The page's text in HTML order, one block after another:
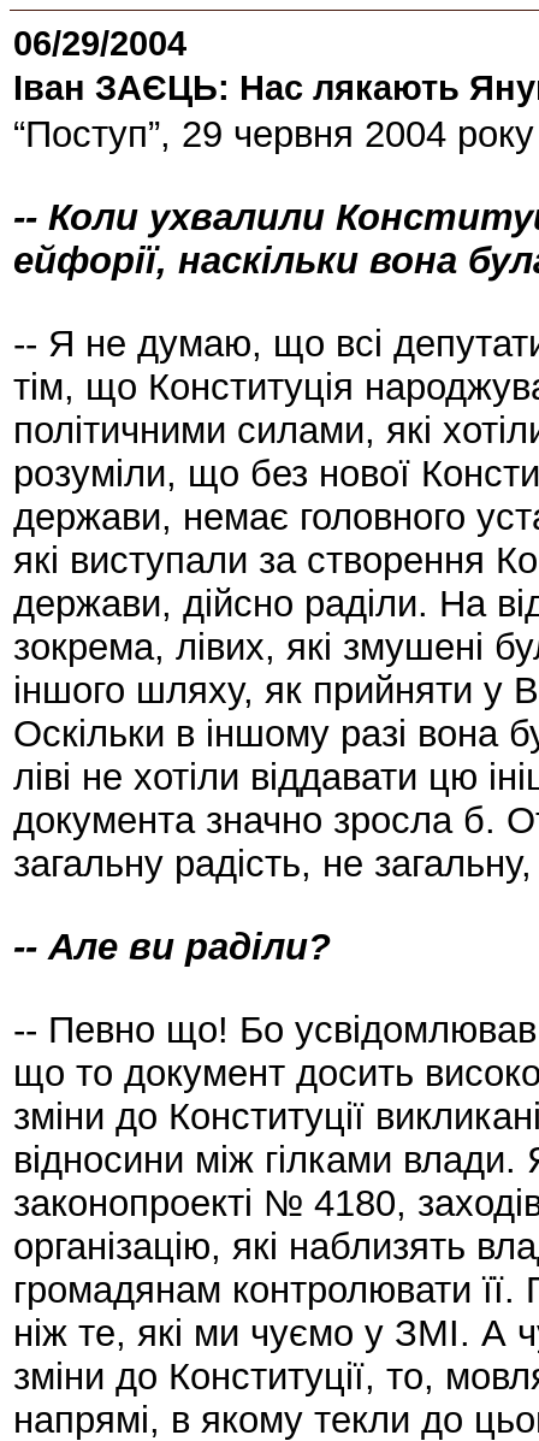
06/29/2004
Іван ЗАЄЦЬ: Нас лякають
“Поступ”, 29 червня 2004 року
-- Коли ухвалили
ейфорії, наскільки вона
-- Я не думаю, що всі
тім, що Конституція
політичними силами, які
розуміли, що без нової
держави, немає головного
які виступали за створення
держави, дійсно раділи. На
зокрема, лівих, які змушені
іншого шляху, як прийняти у
Оскільки в іншому разі вона
ліві не хотіли віддавати цю
документа значно зросла б.
загальну радість, не
-- Але ви раділи?
-- Певно що! Бо
що то документ досить
зміни до Конституції
відносини між гілками
законопроекті № 4180,
організацію, які наблизять
громадянам контролювати її.
ніж те, які ми чуємо у ЗМІ. А
зміни до Конституції, то,
напрямі, в якому текли до